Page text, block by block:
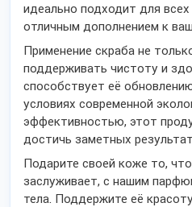
идеально подходит для
отличным дополнением к
Применение скраба не
поддерживать чистоту и
способствует её
условиях современной
эффективностью, этот
достичь заметных
Подарите своей коже то,
заслуживает, с нашим
тела. Поддержите её